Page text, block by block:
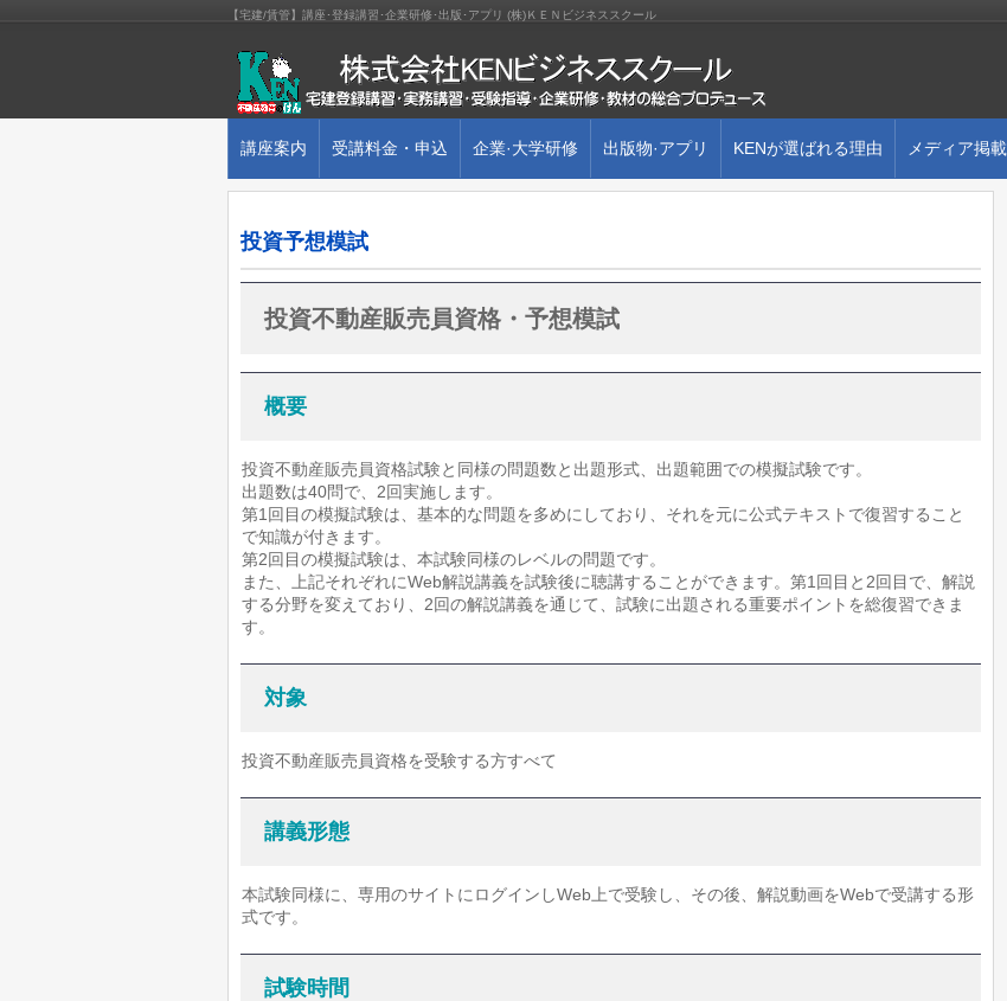
【宅建/賃管】講座･登録講習･企業研修･出版･アプリ (株)ＫＥＮビジネススクール
講座案内 受講料金・申込 企業·大学研修 出版物·アプリ KENが選ばれる理由 メディア掲載
投資予想模試
投資不動産販売員資格・予想模試
概要
投資不動産販売員資格試験と同様の問題数と出題形式、出題範囲での模擬試験です。
出題数は40問で、2回実施します。
第1回目の模擬試験は、基本的な問題を多めにしており、それを元に公式テキストで復習すること
で知識が付きます。
第2回目の模擬試験は、本試験同様のレベルの問題です。
また、上記それぞれにWeb解説講義を試験後に聴講することができます。第1回目と2回目で、解説
する分野を変えており、2回の解説講義を通じて、試験に出題される重要ポイントを総復習できま
す。
対象
投資不動産販売員資格を受験する方すべて
講義形態
本試験同様に、専用のサイトにログインしWeb上で受験し、その後、解説動画をWebで受講する形
式です。
試験時間